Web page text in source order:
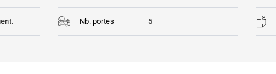
Nb. portes 5